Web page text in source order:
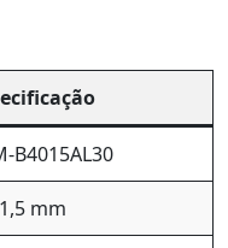
B4015AL30
mm